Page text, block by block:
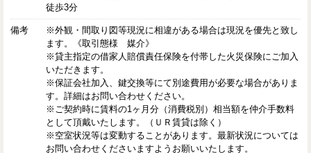
徒歩3分
備考
※外観・間取り図等現況に相違がある場合は現況を優先と致し
ます。《取引態様 媒介》
※貸主指定の借家人賠償責任保険を付帯した火災保険にご加入
いただきます。
※保証会社加入、鍵交換等にて別途費用が必要な場合がありま
す。詳細はお問い合わせください。
※ご契約時に賃料の1ヶ月分（消費税別）相当額を仲介手数料
として頂戴いたします。（ＵＲ賃貸は除く）
※空室状況等は変動することがあります。最新状況については
お問い合わせくださいますようお願いいたします。